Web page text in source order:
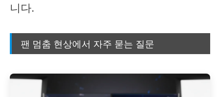
니다.
팬 멈춤 현상에서 자주 묻는 질문